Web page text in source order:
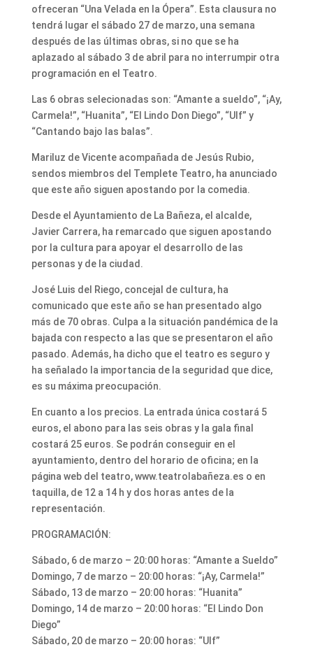
ofreceran “Una Velada en la Ópera”. Esta clausura no
tendrá lugar el sábado 27 de marzo, una semana
después de las últimas obras, si no que se ha
aplazado al sábado 3 de abril para no interrumpir otra
programación en el Teatro.
Las 6 obras selecionadas son: “Amante a sueldo”, “¡Ay,
Carmela!”, “Huanita”, “El Lindo Don Diego”, “Ulf” y
“Cantando bajo las balas”.
Mariluz de Vicente acompañada de Jesús Rubio,
sendos miembros del Templete Teatro, ha anunciado
que este año siguen apostando por la comedia.
Desde el Ayuntamiento de La Bañeza, el alcalde,
Javier Carrera, ha remarcado que siguen apostando
por la cultura para apoyar el desarrollo de las
personas y de la ciudad.
José Luis del Riego, concejal de cultura, ha
comunicado que este año se han presentado algo
más de 70 obras. Culpa a la situación pandémica de la
bajada con respecto a las que se presentaron el año
pasado. Además, ha dicho que el teatro es seguro y
ha señalado la importancia de la seguridad que dice,
es su máxima preocupación.
En cuanto a los precios. La entrada única costará 5
euros, el abono para las seis obras y la gala final
costará 25 euros. Se podrán conseguir en el
ayuntamiento, dentro del horario de oficina; en la
página web del teatro, www.teatrolabañeza.es o en
taquilla, de 12 a 14 h y dos horas antes de la
representación.
PROGRAMACIÓN:
Sábado, 6 de marzo – 20:00 horas: “Amante a Sueldo”
Domingo, 7 de marzo – 20:00 horas: “¡Ay, Carmela!”
Sábado, 13 de marzo – 20:00 horas: “Huanita”
Domingo, 14 de marzo – 20:00 horas: “El Lindo Don
Diego”
Sábado, 20 de marzo – 20:00 horas: “Ulf”